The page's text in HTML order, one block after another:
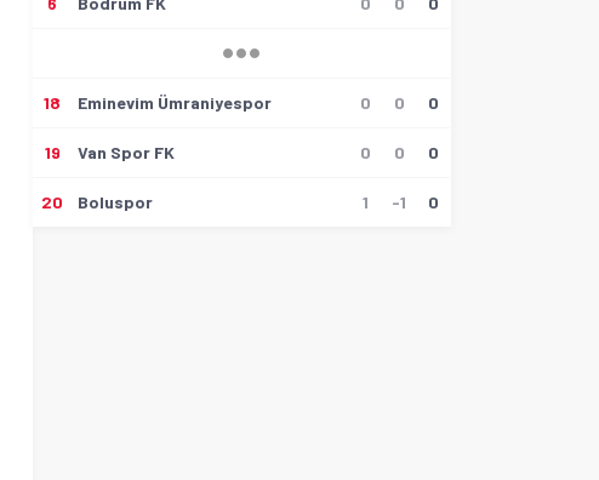
18 Eminevim Ümraniyespor 0 0 0
19 Van Spor FK 0 0 0
20 Boluspor 1 -1 0